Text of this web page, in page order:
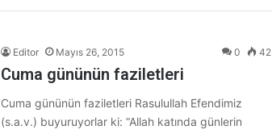
Editor Mayıs 26, 2015 0 42
Cuma gününün faziletleri
Cuma gününün faziletleri Rasulullah Efendimiz
(s.a.v.) buyuruyorlar ki: “Allah katında günlerin